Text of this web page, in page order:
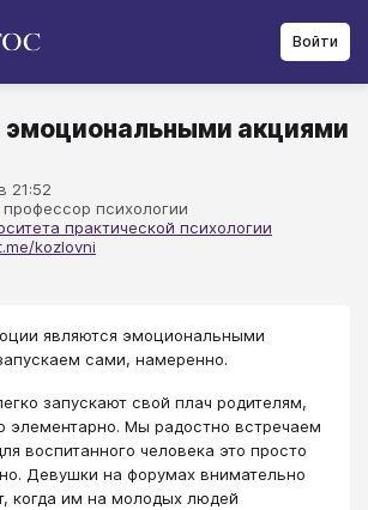
Войти
эмоциональными акциями
21:52
профессор психологии
практической психологии
kozlovni
являются эмоциональными
сами, намеренно.
запускают свой плач родителям,
элементарно. Мы радостно встречаем
воспитанного человека это просто
Девушки на форумах внимательно
когда им на молодых людей